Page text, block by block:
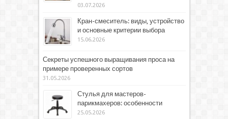
03.07.2026
Кран-смеситель: виды, устройство
и основные критерии выбора
15.06.2026
Секреты успешного выращивания проса на
примере проверенных сортов
31.05.2026
Стулья для мастеров-
парикмахеров: особенности
25.05.2026